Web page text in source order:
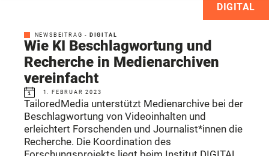
DIGITAL
NEWSBEITRAG - DIGITAL
Wie KI Beschlagwortung und
Recherche in Medienarchiven
vereinfacht
1. FEBRUAR 2023
TailoredMedia unterstützt Medienarchive bei der
Beschlagwortung von Videoinhalten und
erleichtert Forschenden und Journalist*innen die
Recherche. Die Koordination des